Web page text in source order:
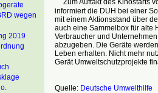
wegen
2019
Zum Auftakt des Kinostarts
informiert die DUH bei einer
mit einem Aktionsstand über
auch eine Sammelbox für alte
Verbraucher und
abzugeben. Die Geräte
Leben erhalten. Nicht mehr
Gerät Umweltschutzprojekte
Quelle: Deutsche Umwelthilfe